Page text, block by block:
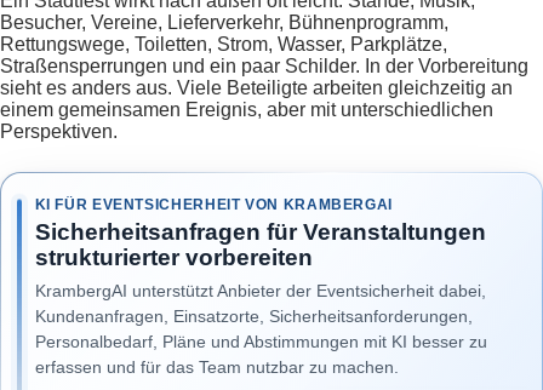
Besucher, Vereine, Lieferverkehr, Bühnenprogramm,
Rettungswege, Toiletten, Strom, Wasser, Parkplätze,
Straßensperrungen und ein paar Schilder. In der Vorbereitung
sieht es anders aus. Viele Beteiligte arbeiten gleichzeitig an
einem gemeinsamen Ereignis, aber mit unterschiedlichen
Perspektiven.
KI FÜR EVENTSICHERHEIT VON KRAMBERGAI
Sicherheitsanfragen für Veranstaltungen
strukturierter vorbereiten
KrambergAI unterstützt Anbieter der Eventsicherheit dabei,
Kundenanfragen, Einsatzorte, Sicherheitsanforderungen,
Personalbedarf, Pläne und Abstimmungen mit KI besser zu
erfassen und für das Team nutzbar zu machen.